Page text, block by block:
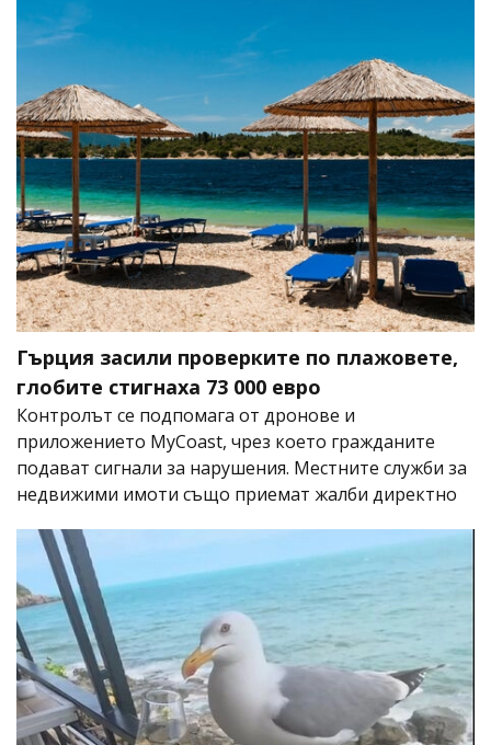
Гърция засили проверките по плажовете,
глобите стигнаха 73 000 евро
Контролът се подпомага от дронове и
приложението MyCoast, чрез което гражданите
подават сигнали за нарушения. Местните служби за
недвижими имоти също приемат жалби директно